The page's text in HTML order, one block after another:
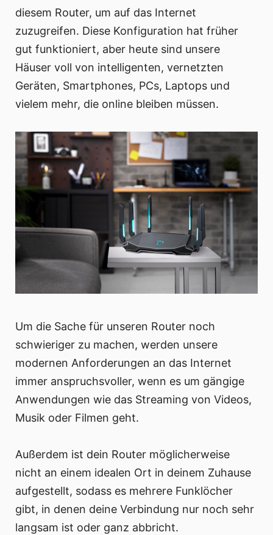
diesem Router, um auf das Internet
zuzugreifen. Diese Konfiguration hat früher
gut funktioniert, aber heute sind unsere
Häuser voll von intelligenten, vernetzten
Geräten, Smartphones, PCs, Laptops und
vielem mehr, die online bleiben müssen.
Um die Sache für unseren Router noch
schwieriger zu machen, werden unsere
modernen Anforderungen an das Internet
immer anspruchsvoller, wenn es um gängige
Anwendungen wie das Streaming von Videos,
Musik oder Filmen geht.
Außerdem ist dein Router möglicherweise
nicht an einem idealen Ort in deinem Zuhause
aufgestellt, sodass es mehrere Funklöcher
gibt, in denen deine Verbindung nur noch sehr
langsam ist oder ganz abbricht.